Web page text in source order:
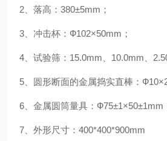
2 、落高： 380±5mm ；
3 、冲击杯： Ф102×50mm ；
4 、试验筛： 15.0mm 10.0mm
5 、圆形断面的金属捣实直棒：
6 、金属圆筒量具： Ф75±1×50±1mm
7 、外形尺寸： 400*400*900mm